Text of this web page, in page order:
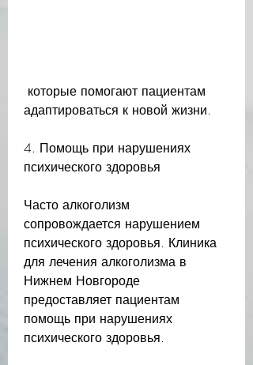
адаптироваться к новой жизни.
4. Помощь при нарушениях
психического здоровья
Часто алкоголизм
сопровождается нарушением
психического здоровья. Клиника
для лечения алкоголизма в
Нижнем Новгороде
предоставляет пациентам
помощь при нарушениях
психического здоровья.